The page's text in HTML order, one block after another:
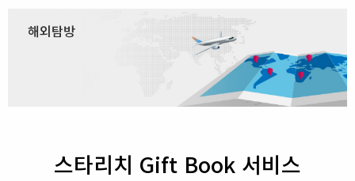
해외탐방
스타리치 Gift Book 서비스